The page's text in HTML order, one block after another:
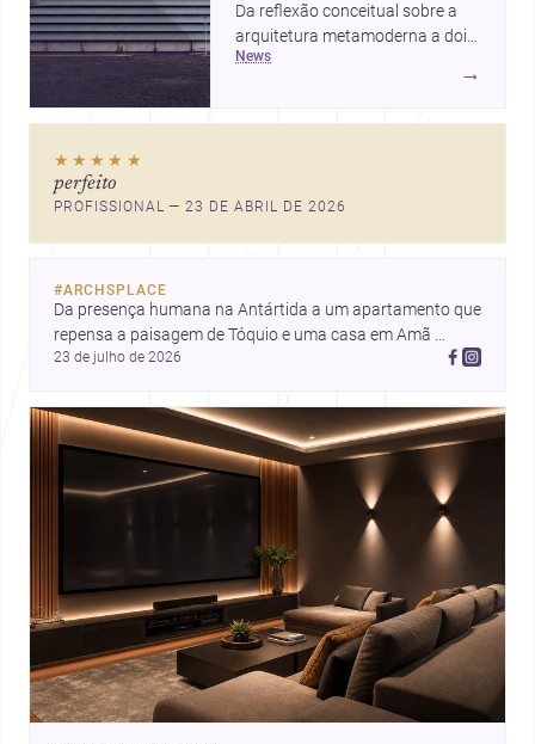
Da reflexão conceitual sobre a
arquitetura metamoderna a dois
projetos que colocam escala
humana, bem-estar e experiência
pensar forma, uso e emoção
news
→
★★★★★
perfeito
PROFISSIONAL — 23 DE ABRIL DE 2026
#ARCHSPLACE
Da presença humana na Antártida a um apartamento que
repensa a paisagem de Tóquio e uma casa em Amã
integrada ao terreno. Descubra mais inspirações, projetos
23 de julho de 2026